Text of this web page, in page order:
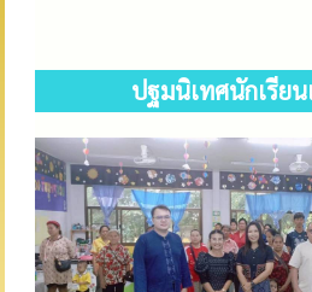
ปฐมนิเทศนักเรีย